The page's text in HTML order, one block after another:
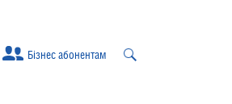
Бізнес абонентам